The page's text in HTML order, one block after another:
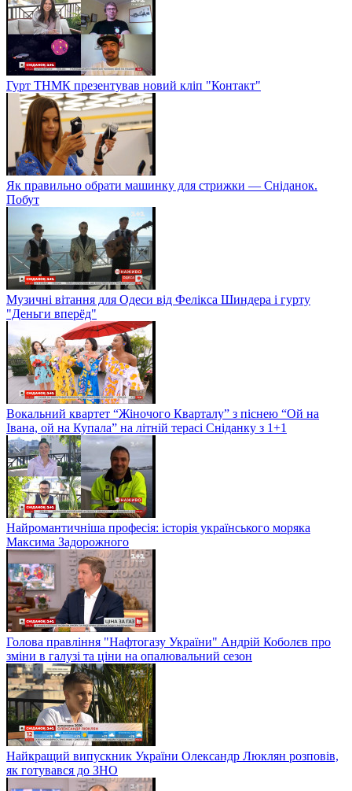
Гурт ТНМК презентував новий кліп "Контакт"
Як правильно обрати машинку для стрижки — Сніданок.
Побут
Музичні вітання для Одеси від Фелікса Шиндера і гурту
"Деньги вперёд"
Вокальний квартет “Жіночого Кварталу” з піснею “Ой на
Івана, ой на Купала” на літній терасі Сніданку з 1+1
Найромантичніша професія: історія українського моряка
Максима Задорожного
Голова правління "Нафтогазу України" Андрій Коболєв про
зміни в галузі та ціни на опалювальний сезон
Найкращий випускник України Олександр Люклян розповів,
як готувався до ЗНО